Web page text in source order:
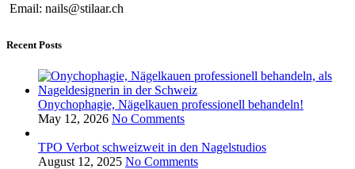
Email: nails@stilaar.ch
Recent Posts
Onychophagie, Nägelkauen professionell behandeln!
May 12, 2026 No Comments
TPO Verbot schweizweit in den Nagelstudios
August 12, 2025 No Comments